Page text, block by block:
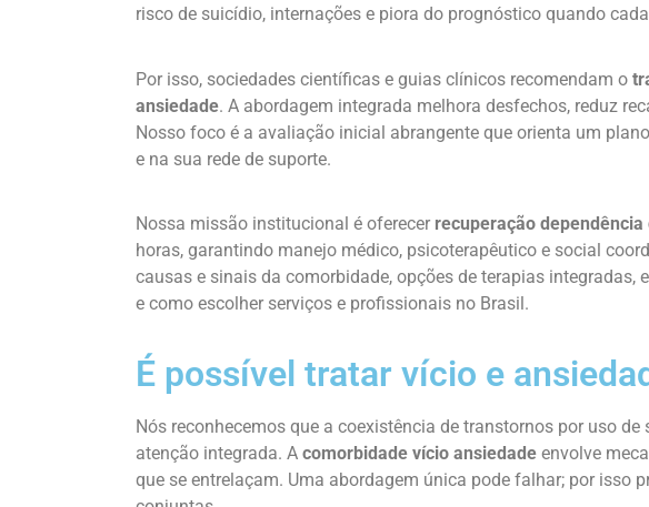
risco de suicídio, internações e piora do prognóstico quando
Por isso, sociedades científicas e guias clínicos recomendam o
ansiedade. A abordagem integrada melhora desfechos, reduz
Nosso foco é a avaliação inicial abrangente que orienta um
e na sua rede de suporte.
Nossa missão institucional é oferecer recuperação dependência
horas, garantindo manejo médico, psicoterapêutico e social
causas e sinais da comorbidade, opções de terapias integradas,
e como escolher serviços e profissionais no Brasil.
É possível tratar vício e
Nós reconhecemos que a coexistência de transtornos por uso
atenção integrada. A comorbidade vício ansiedade envolve
que se entrelaçam. Uma abordagem única pode falhar; por isso